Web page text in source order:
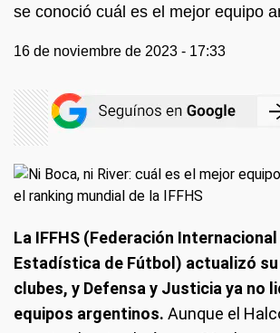
se conoció cuál es el mejor equipo
16 de noviembre de 2023 - 17:33
La IFFHS (Federación
Estadística de Fútbol) actualizó
clubes, y Defensa y Justicia ya no
equipos argentinos. Aunque el